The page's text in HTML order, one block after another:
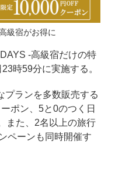
級宿がお得に
-高級宿だけの特
時59分に実施する。
ランを多数販売する
ポン、5と0のつく日
また、2名以上の旅行
ペーンも同時開催す